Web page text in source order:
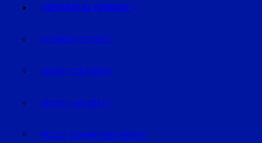
VERANSTALTUNGEN
VERANSTALTUNGEN
REGION STRAUBING
REGION LANDSHUT
REGION DINGOLFING-LANDAU